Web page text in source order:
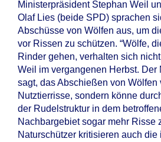
Ministerpräsident Stephan Weil
Olaf Lies (beide SPD) sprachen
Abschüsse von Wölfen aus, um
vor Rissen zu schützen. “Wölfe,
Rinder gehen, verhalten sich
Weil im vergangenen Herbst. Der
sagt, das Abschießen von Wölfen
Nutztierrisse, sondern könne
der Rudelstruktur in dem
Nachbargebiet sogar mehr Risse
Naturschützer kritisieren auch die